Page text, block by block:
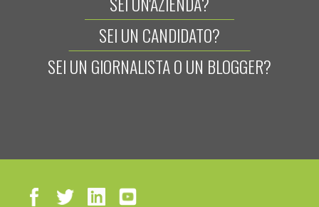
SEI UN CANDIDATO?
SEI UN GIORNALISTA O UN BLOGGER?